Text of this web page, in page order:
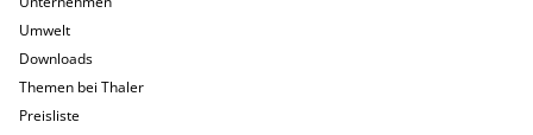
Umwelt
Downloads
Themen bei Thaler
Preisliste